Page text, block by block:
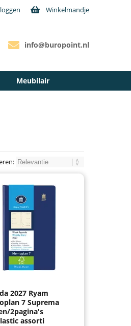
Winkelmandje
info@buropoint.nl
Meubilair
2027 Ryam
7 Suprema
2pagina's
assorti